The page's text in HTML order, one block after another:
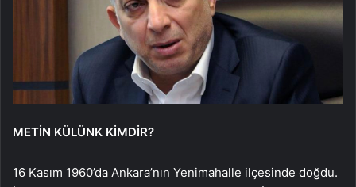
METİN KÜLÜNK KİMDİR?
16 Kasım 1960’da Ankara’nın Yenimahalle ilçesinde doğdu.